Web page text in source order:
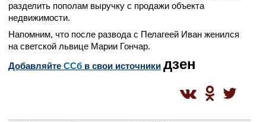
разделить пополам выручку с продажи объекта
недвижимости.
Напомним, что после развода с Пелагеей Иван женился
на светской львице Марии Гончар.
Добавляйте CСб в свои источники дзен